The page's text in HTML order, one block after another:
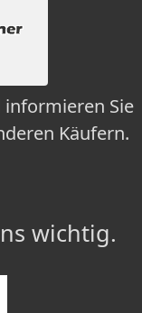
informieren Sie
Käufern.
wichtig.